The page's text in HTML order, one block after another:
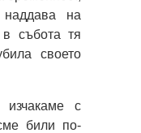
на
събота тя
своето
с
били по-